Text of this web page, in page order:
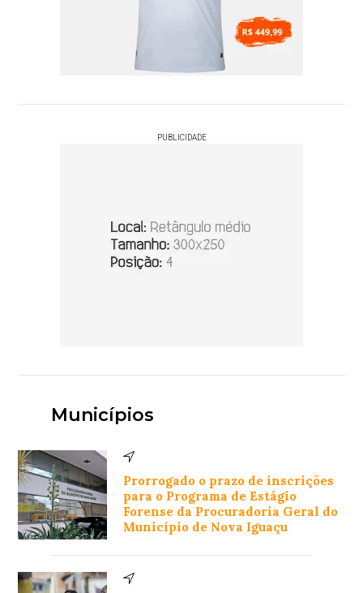
PUBLICIDADE
Municípios
Prorrogado o prazo de inscrições
para o Programa de Estágio
Forense da Procuradoria Geral do
Município de Nova Iguaçu